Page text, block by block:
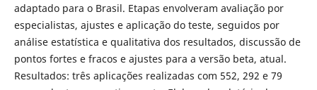
adaptado para o Brasil. Etapas envolveram avaliação por
especialistas, ajustes e aplicação do teste, seguidos por
análise estatística e qualitativa dos resultados, discussão de
pontos fortes e fracos e ajustes para a versão beta, atual.
Resultados: três aplicações realizadas com 552, 292 e 79